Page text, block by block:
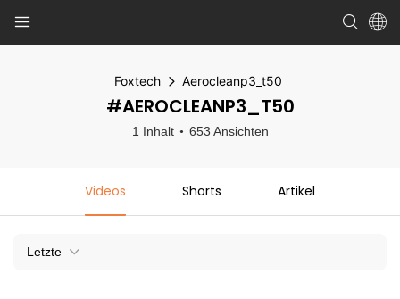
Foxtech Aerocleanp3_t50
#AEROCLEANP3_T50
1 Inhalt 653 Ansichten
Videos Shorts Artikel
Letzte